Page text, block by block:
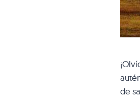
de